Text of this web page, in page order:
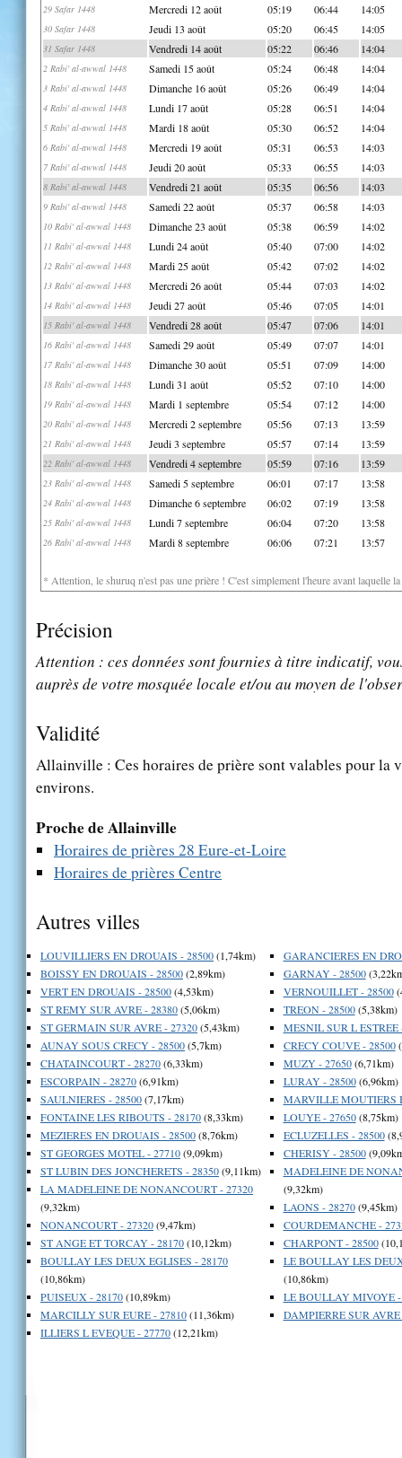
29 Safar 1448 Mercredi 12 août 05:19 06:44 14:05
30 Safar 1448 Jeudi 13 août 05:20 06:45 14:05
31 Safar 1448 Vendredi 14 août 05:22 06:46 14:04
2 Rabi' al-awwal 1448 Samedi 15 août 05:24 06:48 14:04
3 Rabi' al-awwal 1448 Dimanche 16 août 05:26 06:49 14:04
4 Rabi' al-awwal 1448 Lundi 17 août 05:28 06:51 14:04
5 Rabi' al-awwal 1448 Mardi 18 août 05:30 06:52 14:04
6 Rabi' al-awwal 1448 Mercredi 19 août 05:31 06:53 14:03
7 Rabi' al-awwal 1448 Jeudi 20 août 05:33 06:55 14:03
8 Rabi' al-awwal 1448 Vendredi 21 août 05:35 06:56 14:03
9 Rabi' al-awwal 1448 Samedi 22 août 05:37 06:58 14:03
10 Rabi' al-awwal 1448 Dimanche 23 août 05:38 06:59 14:02
11 Rabi' al-awwal 1448 Lundi 24 août 05:40 07:00 14:02
12 Rabi' al-awwal 1448 Mardi 25 août 05:42 07:02 14:02
13 Rabi' al-awwal 1448 Mercredi 26 août 05:44 07:03 14:02
14 Rabi' al-awwal 1448 Jeudi 27 août 05:46 07:05 14:01
15 Rabi' al-awwal 1448 Vendredi 28 août 05:47 07:06 14:01
16 Rabi' al-awwal 1448 Samedi 29 août 05:49 07:07 14:01
17 Rabi' al-awwal 1448 Dimanche 30 août 05:51 07:09 14:00
18 Rabi' al-awwal 1448 Lundi 31 août 05:52 07:10 14:00
19 Rabi' al-awwal 1448 Mardi 1 septembre 05:54 07:12 14:00
20 Rabi' al-awwal 1448 Mercredi 2 septembre 05:56 07:13 13:59
21 Rabi' al-awwal 1448 Jeudi 3 septembre 05:57 07:14 13:59
22 Rabi' al-awwal 1448 Vendredi 4 septembre 05:59 07:16 13:59
23 Rabi' al-awwal 1448 Samedi 5 septembre 06:01 07:17 13:58
24 Rabi' al-awwal 1448 Dimanche 6 septembre 06:02 07:19 13:58
25 Rabi' al-awwal 1448 Lundi 7 septembre 06:04 07:20 13:58
26 Rabi' al-awwal 1448 Mardi 8 septembre 06:06 07:21 13:57
* Attention, le shuruq n'est pas une prière ! C'est simplement l'heure avant laquelle
Précision
Attention : ces données sont fournies à titre indicatif,
auprès de votre mosquée locale et/ou au moyen de
Validité
Allainville : Ces horaires de prière sont valables pour la
environs.
Proche de Allainville
Horaires de prières 28 Eure-et-Loire
Horaires de prières Centre
Autres villes
LOUVILLIERS EN DROUAIS - 28500(1,74km)
BOISSY EN DROUAIS - 28500(2,89km)
VERT EN DROUAIS - 28500(4,53km)
ST REMY SUR AVRE - 28380(5,06km)
ST GERMAIN SUR AVRE - 27320(5,43km)
AUNAY SOUS CRECY - 28500(5,7km)
CHATAINCOURT - 28270(6,33km)
ESCORPAIN - 28270(6,91km)
SAULNIERES - 28500(7,17km)
FONTAINE LES RIBOUTS - 28170(8,33km)
MEZIERES EN DROUAIS - 28500(8,76km)
ST GEORGES MOTEL - 27710(9,09km)
ST LUBIN DES JONCHERETS - 28350(9,11km)
LA MADELEINE DE NONANCOURT - 27320
(9,32km)
NONANCOURT - 27320(9,47km)
ST ANGE ET TORCAY - 28170(10,12km)
BOULLAY LES DEUX EGLISES - 28170
(10,86km)
PUISEUX - 28170(10,89km)
MARCILLY SUR EURE - 27810(11,36km)
ILLIERS L EVEQUE - 27770(12,21km)
GARANCIERES EN
GARNAY - 28500
VERNOUILLET - 28500
TREON - 28500(5,38km)
MESNIL SUR L ESTREE
CRECY COUVE - 28500
MUZY - 27650(6,71km)
LURAY - 28500(6,96km)
MARVILLE MOUTIERS
LOUYE - 27650(8,75km)
ECLUZELLES - 28500
CHERISY - 28500
MADELEINE DE
(9,32km)
LAONS - 28270(9,45km)
COURDEMANCHE -
CHARPONT - 28500
LE BOULLAY LES
(10,86km)
LE BOULLAY MIVOYE -
DAMPIERRE SUR AVRE